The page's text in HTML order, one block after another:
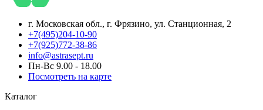
г. Московская обл., г. Фрязино, ул. Станционная, 2
+7(495)204-10-90
+7(925)772-38-86
info@astrasept.ru
Пн-Вс 9.00 - 18.00
Посмотреть на карте
Каталог